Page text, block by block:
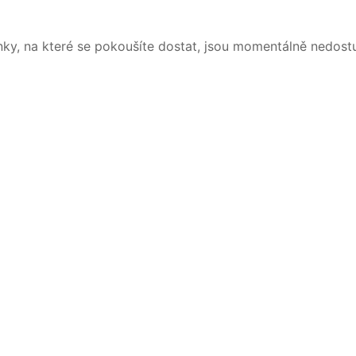
na které se pokoušíte dostat, jsou momentálně